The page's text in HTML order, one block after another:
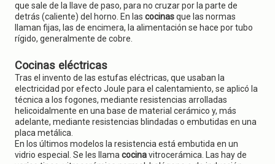
que sale de la llave de paso, para no cruzar por la parte de
detrás (caliente) del horno. En las cocinasque las normas
llaman fijas, las de encimera, la alimentación se hace por tubo
rígido, generalmente de cobre.
Cocinas eléctricas
Tras el invento de las estufas eléctricas, que usaban la
electricidad por efecto Joule para el calentamiento, se aplicó la
técnica a los fogones, mediante resistencias arrolladas
helicoidalmente en una base de material cerámico y, más
adelante, mediante resistencias blindadas o embutidas en una
placa metálica.
En los últimos modelos la resistencia está embutida en un
vidrio especial. Se les llama cocinavitrocerámica. Las hay de